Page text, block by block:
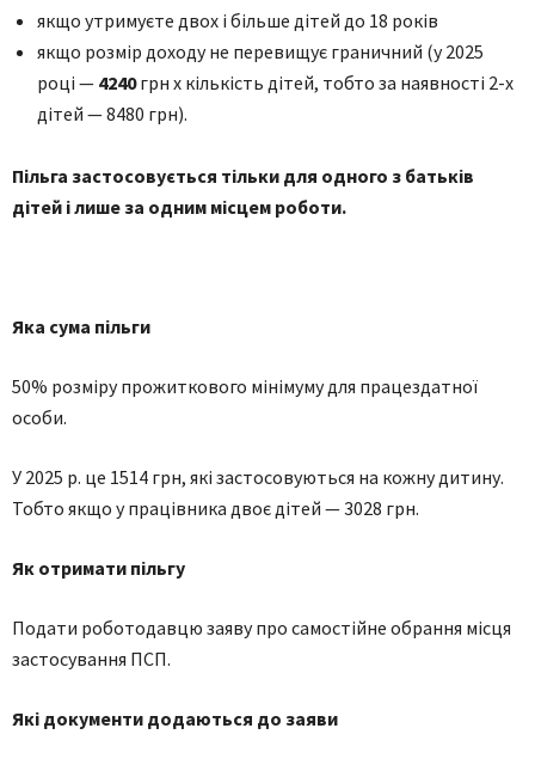
якщо утримуєте двох і більше дітей до 18 років
якщо розмір доходу не перевищує граничний (у 2025
році — 4240грн х кількість дітей, тобто за наявності 2-х
дітей — 8480 грн).
Пільга застосовується тільки для одного з батьків
дітей і лише за одним місцем роботи.
Яка сума пільги
50% розміру прожиткового мінімуму для працездатної
особи.
У 2025 р. це 1514 грн, які застосовуються на кожну дитину.
Тобто якщо у працівника двоє дітей — 3028 грн.
Як отримати пільгу
Подати роботодавцю заяву про самостійне обрання місця
застосування ПСП.
Які документи додаються до заяви